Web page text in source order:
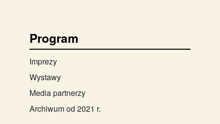
Program
Imprezy
Wystawy
Media partnerzy
Archiwum od 2021 r.